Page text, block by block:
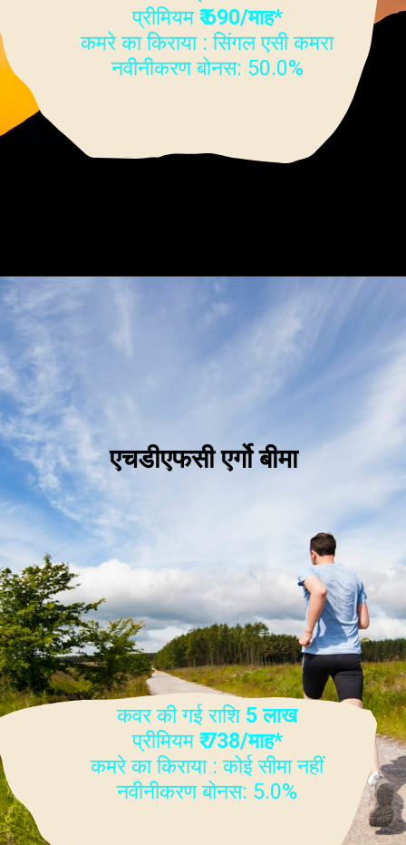
प्रीमियम₹ 690/माह*
कमरे का किराया : सिंगल एसी कमरा
नवीनीकरण बोनस: 50.0%
एचडीएफसी एर्गो बीमा
कवर की गई राशि 5 लाख
प्रीमियम₹ 738/माह*
कमरे का किराया : कोई सीमा नहीं
नवीनीकरण बोनस: 5.0%